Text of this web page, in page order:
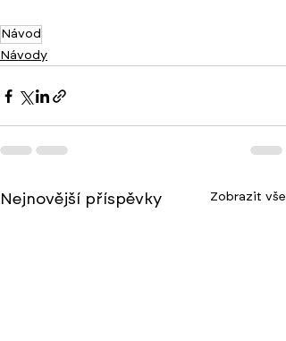
Návod
Návody
Nejnovější příspěvky Zobrazit vše